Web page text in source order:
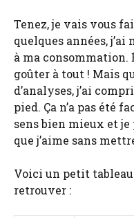
Tenez, je vais vous
quelques années,
à ma consommation.
goûter à tout ! Mais
d’analyses, j’ai
pied. Ça n’a pas été
sens bien mieux et
que j’aime sans
Voici un petit
retrouver :